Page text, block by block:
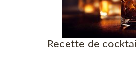
Recette de